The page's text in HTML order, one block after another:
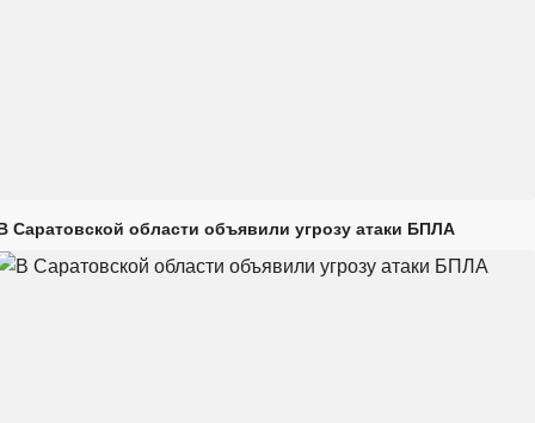
Саратовской области объявили угрозу атаки БПЛА